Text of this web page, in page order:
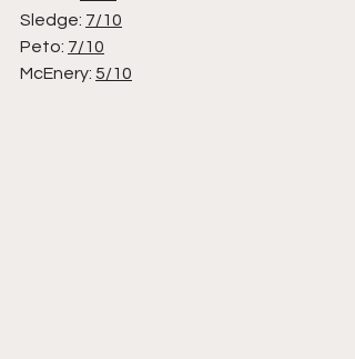
Sledge: 7/10
Peto: 7/10
McEnery: 5/10